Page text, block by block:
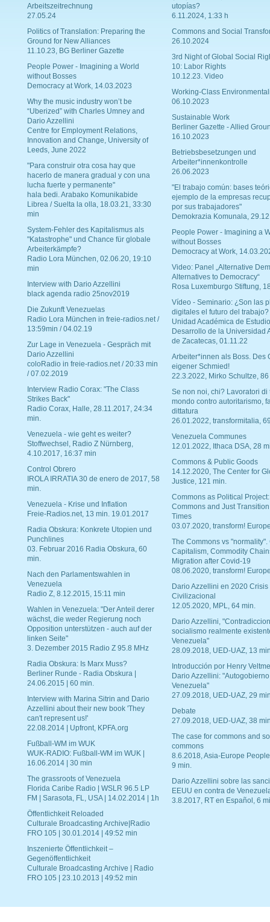
Arbeitszeitrechnung
27.05.24
Politics of Translation: Preparing the
Ground for New Alliances
11.10.23, BG Berliner Gazette
People Power - Imagining a World
without Bosses
Democracy at Work, 14.03.2023
Why the music industry won’t be
“Uberized” with Charles Umney and
Dario Azzellini
Centre for Employment Relations,
Innovation and Change, University of
Leeds, June 2022
"Para construir otra cosa hay que
hacerlo de manera gradual y con una
lucha fuerte y permanente"
hala bedi. Arabako Komunikabide
Librea / Suelta la olla, 18.03.21, 33:30
min
System-Fehler des Kapitalismus als
"Katastrophe" und Chance für globale
Arbeiterkämpfe?
Radio Lora München, 02.06.20, 19:10
min
Interview with Dario Azzellini
black agenda radio 25nov2019
Die Zukunft Venezuelas
Radio Lora München in freie-radios.net /
13:59min / 04.02.19
Zur Lage in Venezuela - Gespräch mit
Dario Azzellini
coloRadio in freie-radios.net / 20:33 min
/ 07.02.2019
Interview Radio Corax: "The Class
Strikes Back"
Radio Corax, Halle, 28.11.2017, 24:34
min.
Venezuela - wie geht es weiter?
Stoffwechsel, Radio Z Nürnberg,
4.10.2017, 16:37 min
Control Obrero
IROLA IRRATIA 30 de enero de 2017, 58
min.
Venezuela - Krise und Inflation
Freie-Radios.net, 13 min. 19.01.2017
Radia Obskura: Konkrete Utopien und
Punchlines
03. Februar 2016 Radia Obskura, 60
min.
Nach den Parlamentswahlen in
Venezuela
Radio Z, 8.12.2015, 15:11 min
Wahlen in Venezuela: "Der Anteil derer
wächst, die weder Regierung noch
Opposition unterstützen - auch auf der
linken Seite"
3. Dezember 2015 Radio Z 95.8 MHz
Radia Obskura: Is Marx Muss?
Berliner Runde - Radia Obskura |
24.06.2015 | 60 min.
Interview with Marina Sitrin and Dario
Azzellini about their new book 'They
can't represent us!'
22.08.2014 | Upfront, KPFA.org
Fußball-WM im WUK
WUK-RADIO: Fußball-WM im WUK |
16.06.2014 | 30 min
The grassroots of Venezuela
Florida Caribe Radio | WSLR 96.5 LP
FM | Sarasota, FL, USA | 14.02.2014 | 1h
Öffentlichkeit Reloaded
Culturale Broadcasting Archive|Radio
FRO 105 | 30.01.2014 | 49:52 min
Inszenierte Öffentlichkeit –
Gegenöffentlichkeit
Culturale Broadcasting Archive | Radio
FRO 105 | 23.10.2013 | 49:52 min
utopías?
6.11.2024, 1:33 h
Commons and Social
26.10.2024
3rd Night of Global Social
10: Labor Rights
10.12.23. Video
Working-Class
06.10.2023
Sustainable Work
Berliner Gazette - Allied
16.10.2023
Betriebsbesetzungen und
Arbeiter*innenkontrolle
26.06.2023
"El trabajo común: bases
ejemplo de la empresas
por sus trabajadores"
Demokrazia Komunala,
People Power - Imagining a
without Bosses
Democracy at Work,
Video: Panel „Alternative
Alternatives to Democracy“
Rosa Luxemburgo Stiftung,
Vídeo - Seminario: ¿Son las
digitales el futuro del trabajo?
Unidad Académica de
Desarrollo de la Universidad
de Zacatecas, 01.11.22
Arbeiter*innen als Boss. Des
eigener Schmied!
22.3.2022, Mirko Schultze, 86
Se non noi, chi? Lavoratori di
mondo contro autoritarismo,
dittatura
26.01.2022, transformitalia,
Venezuela Communes
12.01.2022, Ithaca DSA, 28
Commons & Public Goods
14.12.2020, The Center for
Justice, 121 min.
Commons as Political Project:
Commons and Just
Times
03.07.2020, transform!
The Commons vs "normality".
Capitalism, Commodity
Migration after Covid-19
08.06.2020, transform!
Dario Azzellini en 2020 Crisis
Civilizacional
12.05.2020, MPL, 64 min.
Dario Azzellini,
socialismo realmente
Venezuela"
28.09.2018, UED-UAZ, 13
Introducción por Henry
Dario Azzellini:
Venezuela"
27.09.2018, UED-UAZ, 29
Debate
27.09.2018, UED-UAZ, 38
The case for commons and
commons
8.6.2018, Asia-Europe
9 min.
Dario Azzellini sobre las
EEUU en contra de
3.8.2017, RT en Español, 6